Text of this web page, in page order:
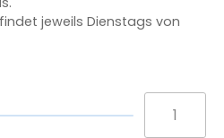
jeweils Dienstags von